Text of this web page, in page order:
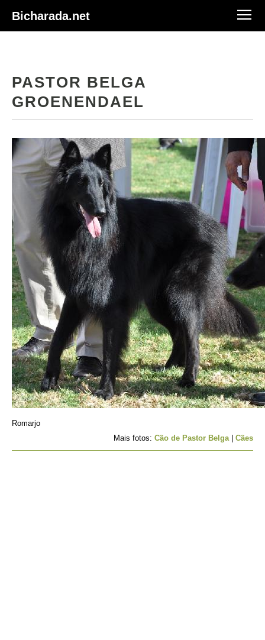
Bicharada.net
PASTOR BELGA
GROENENDAEL
Romarjo
Mais fotos: Cão de Pastor Belga| Cães